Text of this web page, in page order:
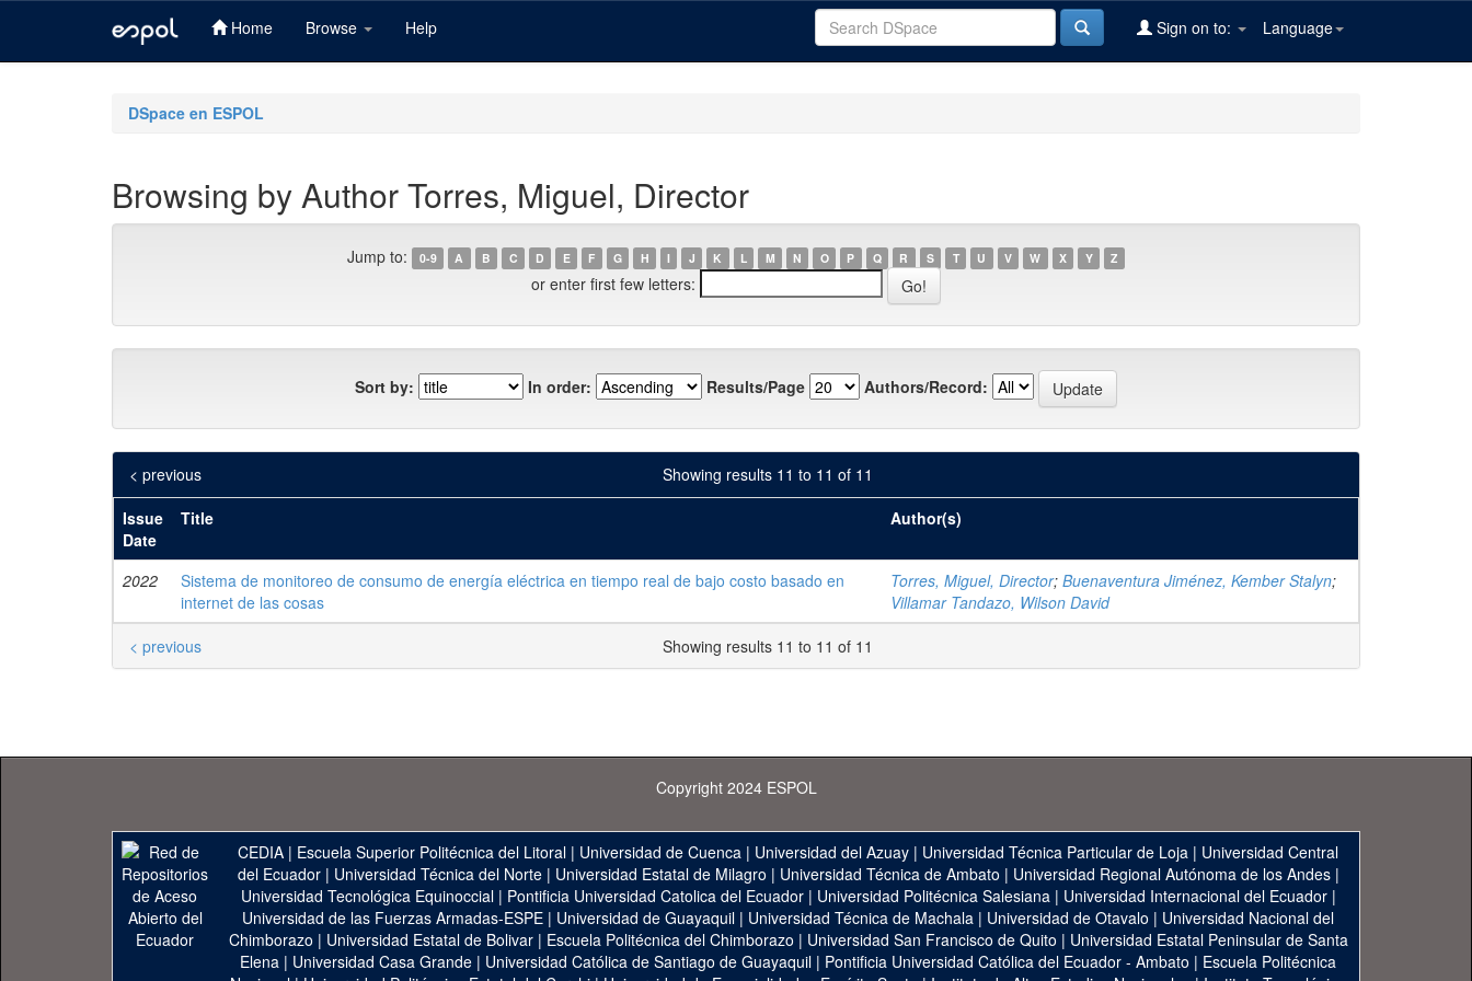
Home Browse Help Language
Sign on to:
DSpace en ESPOL
Browsing by Author Torres, Miguel, Director
Jump to: 0-9 A B C D E F G H I J K L M N O P Q R S T U V W X Y Z
or enter first few letters:
Sort by: In order: Results/Page Authors/Record:
Showing results 11 to 11 of 11
< previous
Issue
Date
Title Author(s)
2022
Sistema de monitoreo de consumo de energía eléctrica en tiempo real de bajo costo basado en
internet de las cosas
Torres, Miguel, Director; Buenaventura Jiménez, Kember Stalyn;
Villamar Tandazo, Wilson David
Showing results 11 to 11 of 11
< previous
Copyright 2024 ESPOL
CEDIA | Escuela Superior Politécnica del Litoral | Universidad de Cuenca | Universidad del Azuay | Universidad Técnica Particular de Loja | Universidad Central
del Ecuador| Universidad Técnica del Norte| Universidad Estatal de Milagro | Universidad Técnica de Ambato | Universidad Regional Autónoma de los Andes|
Universidad Tecnológica Equinoccial| Pontificia Universidad Catolica del Ecuador| Universidad Politécnica Salesiana| Universidad Internacional del Ecuador|
Universidad de las Fuerzas Armadas-ESPE | Universidad de Guayaquil | Universidad Técnica de Machala | Universidad de Otavalo | Universidad Nacional del
Chimborazo | Universidad Estatal de Bolivar| Escuela Politécnica del Chimborazo | Universidad San Francisco de Quito | Universidad Estatal Peninsular de Santa
Elena | Universidad Casa Grande | Universidad Católica de Santiago de Guayaquil | Pontificia Universidad Católica del Ecuador - Ambato | Escuela Politécnica